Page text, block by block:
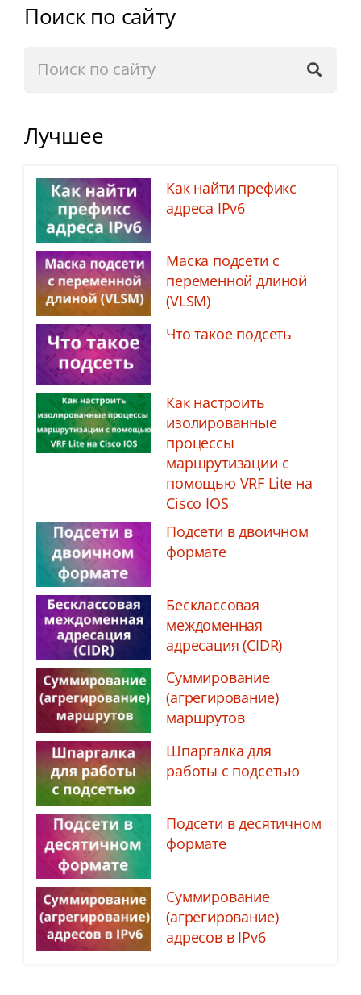
Поиск по сайту
Лучшее
Как найти префикс
адреса IPv6
Маска подсети с
переменной длиной
(VLSM)
Что такое подсеть
Как настроить
изолированные
процессы
маршрутизации с
помощью VRF Lite на
Cisco IOS
Подсети в двоичном
формате
Бесклассовая
междоменная
адресация (CIDR)
Суммирование
(агрегирование)
маршрутов
Шпаргалка для
работы с подсетью
Подсети в десятичном
формате
Суммирование
(агрегирование)
адресов в IPv6